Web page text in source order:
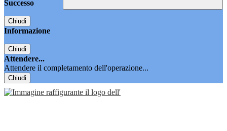
Successo
Chiudi
Informazione
Chiudi
Attendere...
Attendere il completamento dell'operazione...
Chiudi